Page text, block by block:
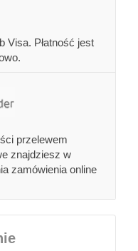
Visa. Płatność jest
przelewem
znajdziesz w
zamówienia online